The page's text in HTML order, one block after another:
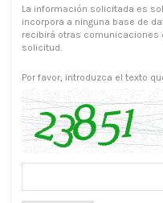
La información solicitada es
incorpora a ninguna base de
recibirá otras comunicaciones
solicitud.
Por favor, introduzca el texto